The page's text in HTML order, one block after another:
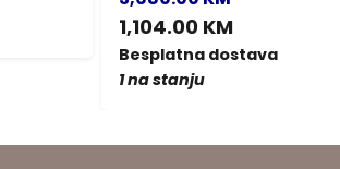
1,104.00 KM
Besplatna dostava
1 na stanju